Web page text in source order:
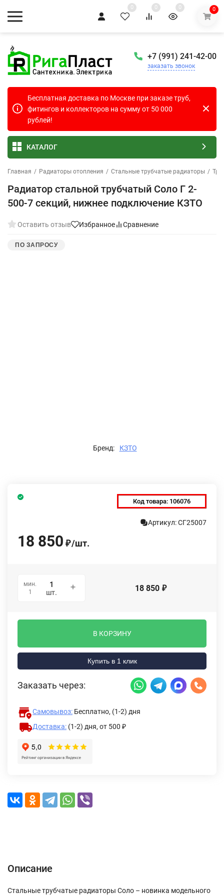
0 0 0 0
+7 (991) 241-42-00
заказать звонок
Бесплатная доставка по Москве при заказе труб,
фитингов и коллекторов на сумму от 50 000
рублей!
КАТАЛОГ
Главная / Радиаторы отопления / Стальные трубчатые радиаторы /
Радиатор стальной трубчатый Соло Г 2-
500-7 секций, нижнее подключение КЗТО
Оставить отзыв Избранное Сравнение
ПО ЗАПРОСУ
Бренд: КЗТО
Код товара: 106076
Артикул: СГ25007
18 850 ₽/шт.
мин.
1
шт. 18 850 ₽
В КОРЗИНУ
Купить в 1 клик
Заказать через:
Самовывоз: Бесплатно, (1-2) дня
Доставка: (1-2) дня, от 500 ₽
Описание
Стальные трубчатые радиаторы Соло – новинка модельного